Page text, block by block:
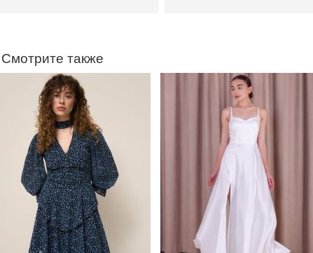
Смотрите также
Вечернее нарядное
корсетное платье белого
цвета
Короткое черное
нарядное короткое платье
на выпускной